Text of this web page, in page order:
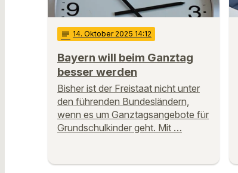
notes 14. Oktober 2025 14:12
Bayern will beim Ganztag
besser werden
Bisher ist der Freistaat nicht unter
den führenden Bundesländern,
wenn es um Ganztagsangebote für
Grundschulkinder geht. Mit …